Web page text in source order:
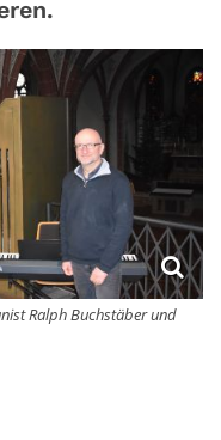
Ralph Buchstäber und